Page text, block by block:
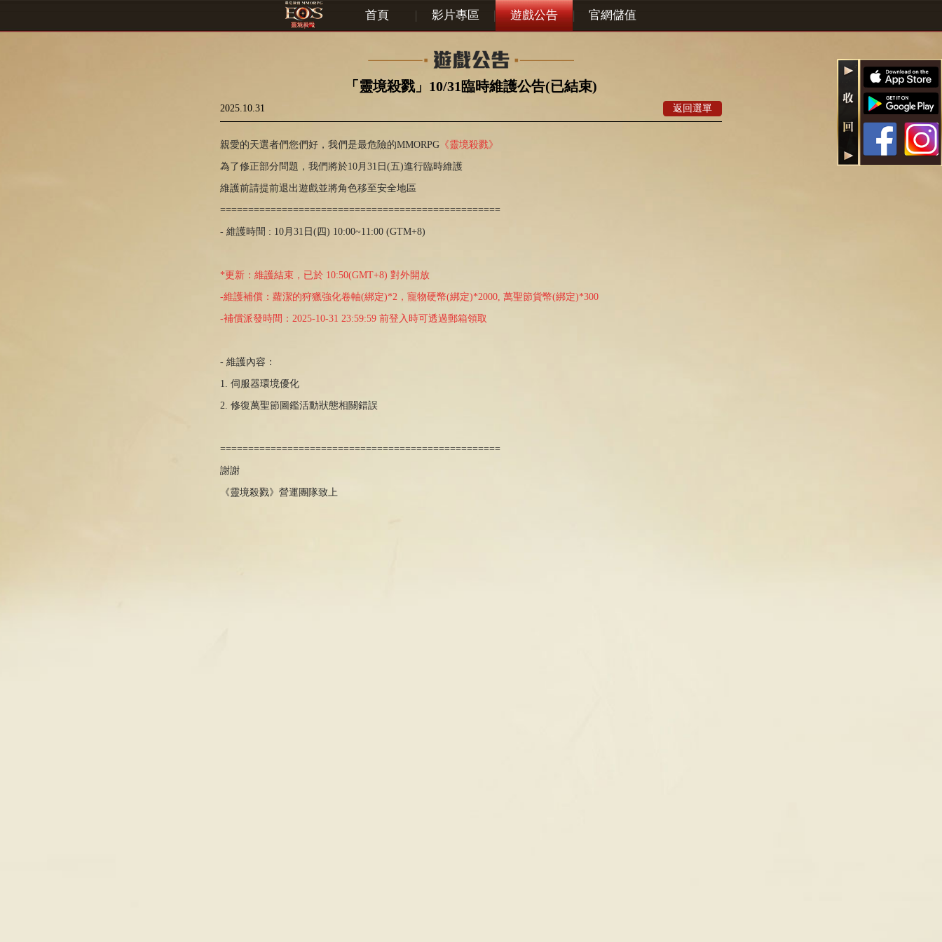
首頁 | 影片專區 | 遊戲公告 | 官網儲值
「靈境殺戮」10/31臨時維護公告(已結束)
2025.10.31 返回選單
親愛的天選者們您們好，我們是最危險的MMORPG《靈境殺戮》
為了修正部分問題，我們將於10月31日(五)進行臨時維護
維護前請提前退出遊戲並將角色移至安全地區
==================================================
- 維護時間 : 10月31日(四) 10:00~11:00 (GTM+8)
*更新：維護結束，已於 10:50(GMT+8) 對外開放
-維護補償：蘿潔的狩獵強化卷軸(綁定)*2，寵物硬幣(綁定)*2000, 萬聖節貨幣(綁定)*300
-補償派發時間：2025-10-31 23:59:59 前登入時可透過郵箱領取
- 維護內容：
1. 伺服器環境優化
2. 修復萬聖節圖鑑活動狀態相關錯誤
==================================================
謝謝
《靈境殺戮》營運團隊致上